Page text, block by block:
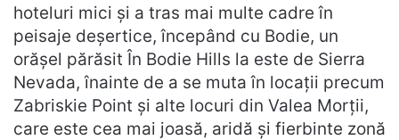
hoteluri mici și a tras mai multe cadre în
peisaje deșertice, începând cu Bodie, un
orășel părăsit În Bodie Hills la este de Sierra
Nevada, înainte de a se muta în locații precum
Zabriskie Point și alte locuri din Valea Morții,
care este cea mai joasă, aridă și fierbinte zonă